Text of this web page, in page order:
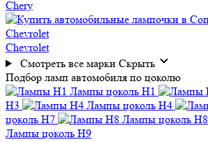
Chery
Chevrolet
Смотреть все марки Скрыть
Подбор ламп автомобиля по цоколю
Лампы цоколь H1
H3
Лампы цоколь H4
цоколь H7
Лампы цоколь H8
Лампы цоколь H9